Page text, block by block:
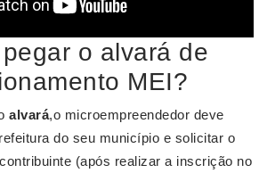
o alvará de
MEI?
alvará,o microempreendedor deve
do seu município e solicitar o
(após realizar a inscrição no